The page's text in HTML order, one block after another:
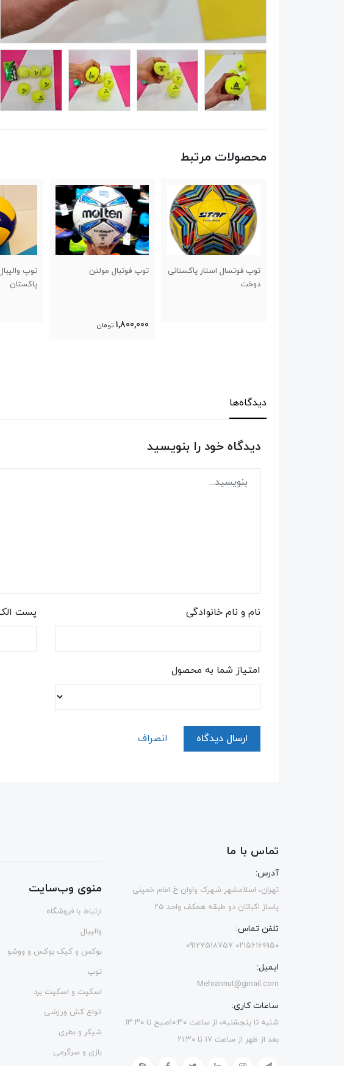
محصولات مرتبط
توپ فوتبال مولتن
توپ والیبال میکاسا اورجینال
توپ
مولتن
دیدگاه‌ها
دیدگاه خود را بنویسید
نام و نام خانوادگی پست
امتیاز شما به محصول
ارسال دیدگاه انصراف
تماس با ما
آدرس:
تهران، اسلامشهر شهرک واوان خ امام خمینی
پاساژ اکباتان دو طبقه همکف واحد ۲۵
تلفن تماس:
۰۲۱۵۶۱۶۹۹۵۰ 09127518757
ایمیل:
Mehrannut@gmail.com
ساعات کاری:
شنبه تا پنجشنبه، از ساعت ۱۰:۳۰صبح تا ۱۳.۳۰
بعد از ظهر از ساعت ۱۷ تا ۲۱:۳۰
منوی وب‌سایت
ارتباط با فروشگاه
والیبال
بوکس و کیک بوکس و ووشو
توپ
اسکیت و اسکیت برد
انواع کش ورزشی
شیکر و بطری
بازی و سرگرمی